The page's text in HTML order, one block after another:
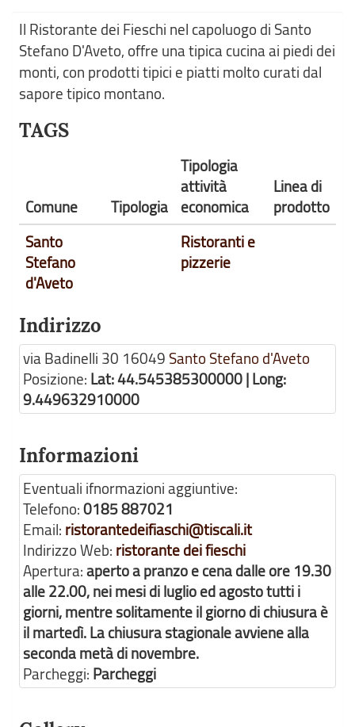
Il Ristorante dei Fieschi nel capoluogo di Santo
Stefano D'Aveto, offre una tipica cucina ai piedi dei
monti, con prodotti tipici e piatti molto curati dal
sapore tipico montano.
TAGS
Comune Tipologia
Tipologia
attività
economica
Linea di
prodotto
Santo
Stefano
d'Aveto
Ristoranti e
pizzerie
Indirizzo
via Badinelli 30 16049 Santo Stefano d'Aveto
Posizione: Lat: 44.545385300000 | Long:
9.449632910000
Informazioni
Eventuali ifnormazioni aggiuntive:
Telefono:0185 887021
Email: ristorantedeifiaschi@tiscali.it
Indirizzo Web: ristorante dei fieschi
Apertura:aperto a pranzo e cena dalle ore 19.30
alle 22.00, nei mesi di luglio ed agosto tutti i
giorni, mentre solitamente il giorno di chiusura è
il martedì. La chiusura stagionale avviene alla
seconda metà di novembre.
Parcheggi: Parcheggi